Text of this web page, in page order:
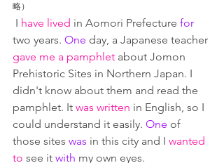
略）
I have lived in Aomori Prefecture for
two years. One day, a Japanese teacher
gave me a pamphlet about Jomon
Prehistoric Sites in Northern Japan. I
didn't know about them and read the
pamphlet. It was written in English, so I
could understand it easily. One of
those sites was in this city and I wanted
to see it with my own eyes.